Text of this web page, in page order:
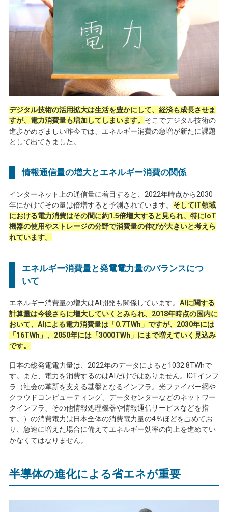
デジタル技術の活用拡大は生活を豊かにして、経済も成長させま
すが、電力消費量も増加してしまいます。 そこでデジタル技術の
進歩がめざましい昨今では、エネルギー消費の急増が新たに課題
として出てきました。
情報通信量の増大とエネルギー消費の関係
インターネット上の通信量に着目すると、 2022年時点から2030
年にかけてその量は倍増すると予測されています。 そしてIT領域
における電力消費はその間に約1.5倍増大すると見られ、特にIoT
機器の使用やストレージの分野で消費量の伸びが大きいと考えら
れています。
エネルギー消費量と発電電力量のバランスにつ
いて
エネルギー消費量の増大はAI 開発も関係しています。 AIに関する
計算量は今後さらに増大していくとみられ、2018年時点の国内に
おいて、AIによる電力消費量は「0.7TWh」ですが、2030年には
「16TWh」、2050年には「3000TWh」にまで増えていく見込み
です。
日本の総発電電力量は、 2022年のデータによると 1032.8TWhで
す。また、電力を消費するのはAI だけではありません。 ICTインフ
ラ（社会の革新を支える基盤となるインフラ。光ファイバー網や
クラウドコンピューティング、データセンターなどのネットワー
クインフラ、その他情報処理機器や情報通信サービスなどを指
す。）の消費電力は日本全体の消費電力量の4％ほどを占めてお
り、急速に増えた場合に備えてエネルギー効率の向上を進めてい
かなくてはなりません。
半導体の進化による省エネが重要